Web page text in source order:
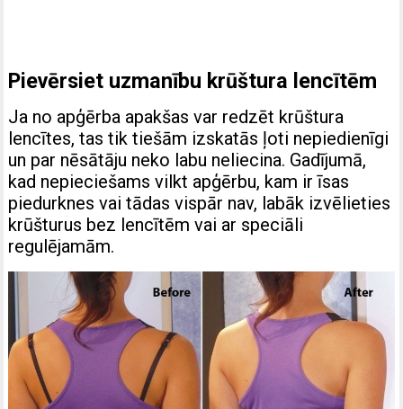
Pievērsiet uzmanību krūštura lencītēm
Ja no apģērba apakšas var redzēt krūštura
lencītes, tas tik tiešām izskatās ļoti nepiedienīgi
un par nēsātāju neko labu neliecina. Gadījumā,
kad nepieciešams vilkt apģērbu, kam ir īsas
piedurknes vai tādas vispār nav, labāk izvēlieties
krūšturus bez lencītēm vai ar speciāli
regulējamām.